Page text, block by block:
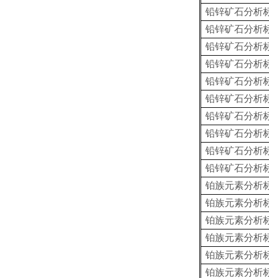
铅锌矿石分析
铅锌矿石分析
铅锌矿石分析
铅锌矿石分析
铅锌矿石分析
铅锌矿石分析
铅锌矿石分析
铅锌矿石分析
铅锌矿石分析
铅锌矿石分析
铂族元素分析
铂族元素分析
铂族元素分析
铂族元素分析
铂族元素分析
铂族元素分析